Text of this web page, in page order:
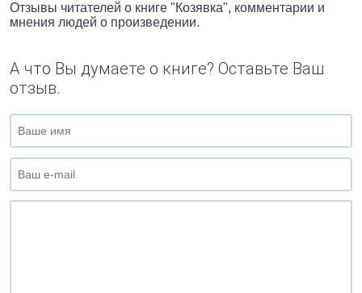
Отзывы читателей о книге "Козявка", комментарии и
мнения людей о произведении.
А что Вы думаете о книге? Оставьте Ваш
отзыв.